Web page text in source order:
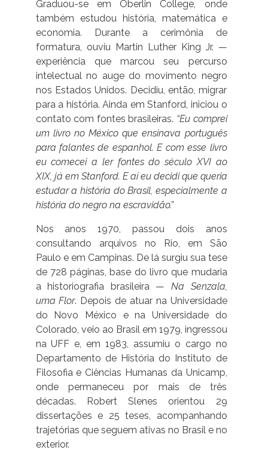
Graduou-se em Oberlin College, onde
também estudou história, matemática e
economia. Durante a cerimônia de
formatura, ouviu Martin Luther King Jr. —
experiência que marcou seu percurso
intelectual no auge do movimento negro
nos Estados Unidos. Decidiu, então, migrar
para a história. Ainda em Stanford, iniciou o
contato com fontes brasileiras. “Eu comprei
um livro no México que ensinava português
para falantes de espanhol. E com esse livro
eu comecei a ler fontes do século XVI ao
XIX, já em Stanford. E aí eu decidi que queria
estudar a história do Brasil, especialmente a
história do negro na escravidão.”
Nos anos 1970, passou dois anos
consultando arquivos no Rio, em São
Paulo e em Campinas. De lá surgiu sua tese
de 728 páginas, base do livro que mudaria
a historiografia brasileira — Na Senzala,
uma Flor. Depois de atuar na Universidade
do Novo México e na Universidade do
Colorado, veio ao Brasil em 1979, ingressou
na UFF e, em 1983, assumiu o cargo no
Departamento de História do Instituto de
Filosofia e Ciências Humanas da Unicamp,
onde permaneceu por mais de três
décadas. Robert Slenes orientou 29
dissertações e 25 teses, acompanhando
trajetórias que seguem ativas no Brasil e no
exterior.